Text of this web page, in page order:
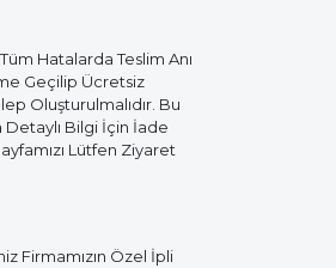
Hatalarda Teslim Anı
Geçilip Ücretsiz
Oluşturulmalıdır. Bu
Detaylı Bilgi İçin İade
Lütfen Ziyaret
Firmamızın Özel İpli